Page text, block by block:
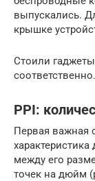
выпускались.
крышке
Стоили
соответственно.
PPI:
Первая важная
между его
точек на дюйм